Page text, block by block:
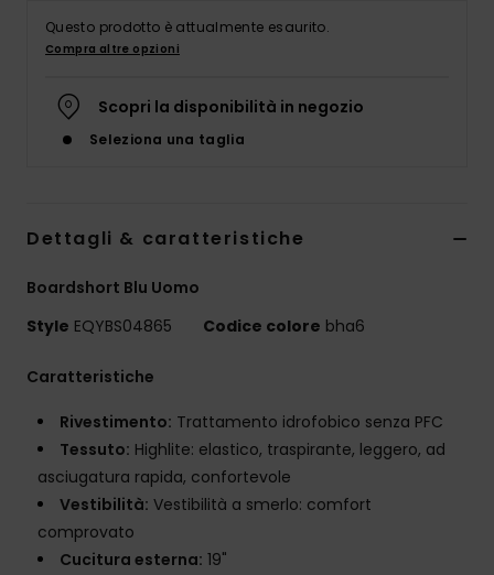
Questo prodotto è attualmente esaurito.
Compra altre opzioni
Scopri la disponibilità in negozio
Seleziona una taglia
Dettagli & caratteristiche
Boardshort Blu Uomo
Style EQYBS04865 Codice colore bha6
Caratteristiche
Rivestimento: Trattamento idrofobico senza PFC
Tessuto: Highlite: elastico, traspirante, leggero, ad
asciugatura rapida, confortevole
Vestibilità: Vestibilità a smerlo: comfort
comprovato
Cucitura esterna: 19"